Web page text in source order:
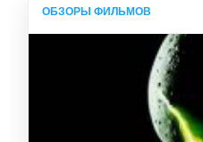
ОБЗОРЫ ФИЛЬМОВ